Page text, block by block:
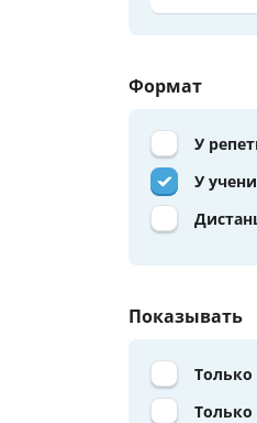
Формат
У
У
Показывать
Только